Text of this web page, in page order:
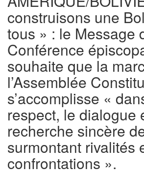
construisons une
tous » : le Message
Conférence
souhaite que la
l’Assemblée
s’accomplisse «
respect, le dialogue
recherche sincère
surmontant rivalités
confrontations ».